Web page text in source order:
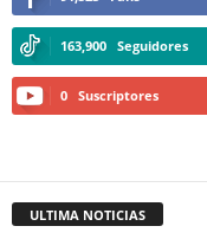
163,900 Seguidores
0 Suscriptores
ULTIMA NOTICIAS